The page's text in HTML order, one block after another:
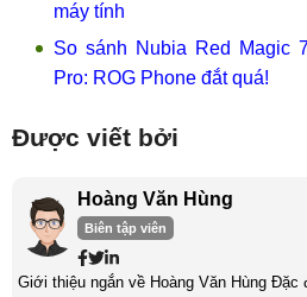
máy tính
So sánh Nubia Red Magic
Pro: ROG Phone đắt quá!
Được viết bởi
Hoàng Văn Hùng
Biên tập viên
Giới thiệu ngắn về Hoàng Văn Hùng Đặc điểm nổi bật: Thông qua qua